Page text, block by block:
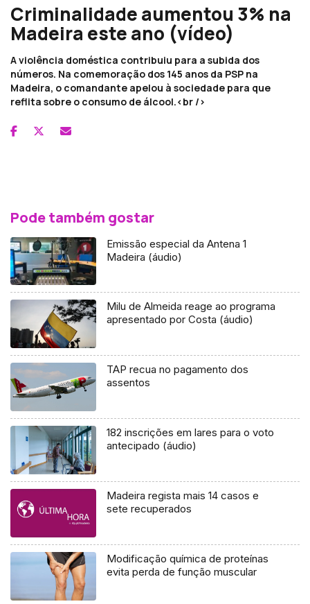
Criminalidade aumentou 3% na
Madeira este ano (vídeo)
A violência doméstica contribuiu para a subida dos
números. Na comemoração dos 145 anos da PSP na
Madeira, o comandante apelou à sociedade para que
reflita sobre o consumo de álcool.<br />
Pode também gostar
Emissão especial da Antena 1
Madeira (áudio)
Milu de Almeida reage ao programa
apresentado por Costa (áudio)
TAP recua no pagamento dos
assentos
182 inscrições em lares para o voto
antecipado (áudio)
Madeira regista mais 14 casos e
sete recuperados
Modificação química de proteínas
evita perda de função muscular